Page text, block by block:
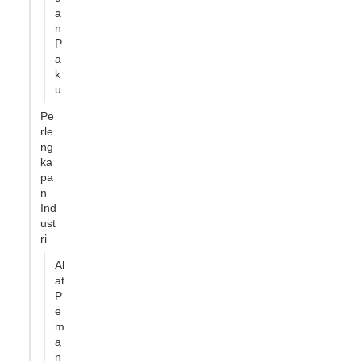
a
n
P
a
k
u
Pe
rle
ng
ka
pa
n
Ind
ust
ri
Al
at
P
e
m
a
n